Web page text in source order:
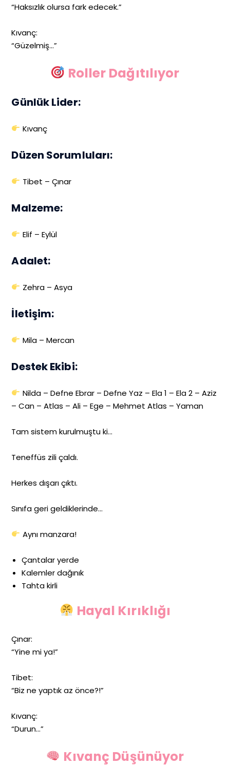
“Haksızlık olursa fark edecek.”
Kıvanç:
“Güzelmiş…”
Roller Dağıtılıyor
Günlük Lider:
Kıvanç
Düzen Sorumluları:
Tibet – Çınar
Malzeme:
Elif – Eylül
Adalet:
Zehra – Asya
İletişim:
Mila – Mercan
Destek Ekibi:
Nilda – Defne Ebrar – Defne Yaz – Ela 1 – Ela 2 – Aziz
– Can – Atlas – Ali – Ege – Mehmet Atlas – Yaman
Tam sistem kurulmuştu ki…
Teneffüs zili çaldı.
Herkes dışarı çıktı.
Sınıfa geri geldiklerinde…
Aynı manzara!
Çantalar yerde
Kalemler dağınık
Tahta kirli
Hayal Kırıklığı
Çınar:
“Yine mi ya!”
Tibet:
“Biz ne yaptık az önce?!”
Kıvanç:
“Durun…”
Kıvanç Düşünüyor